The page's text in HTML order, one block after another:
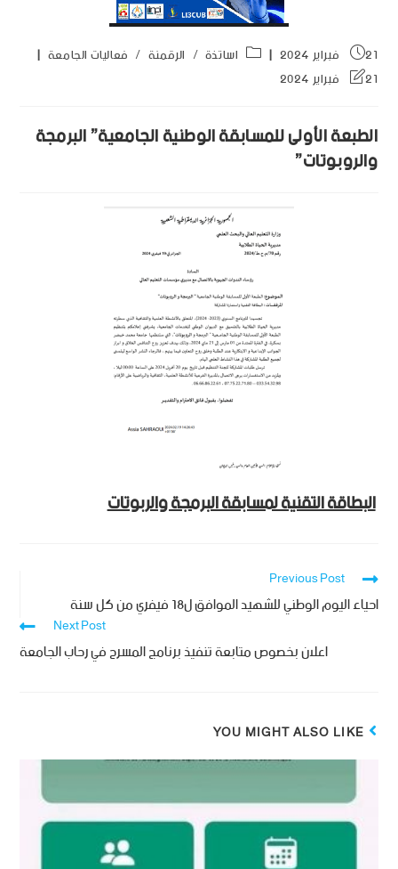
21 فبراير 2024 اساتذة / الرقمنة / فعاليات الجامعة
21 فبراير 2024
الطبعة الأولى للمسابقة الوطنية الجامعية” البرمجة
والروبوتات”
البطاقة التقنية لمسابقة البرمجة والربوتات
Previous Post
احياء اليوم الوطني للشهيد الموافق ل18 فيفري من كل سنة
Next Post
اعلان بخصوص متابعة تنفيذ برنامج المسرح في رحاب الجامعة
YOU MIGHT ALSO LIKE